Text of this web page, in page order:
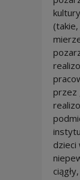
przez
dzieci